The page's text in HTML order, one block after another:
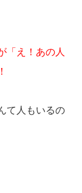
「え！あの人
て人もいるの